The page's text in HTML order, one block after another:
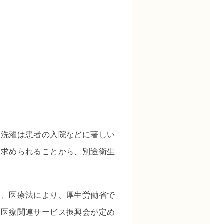
濯は患者の入院などに著しい
められることから、別途衛生
医療法により、厚生労働省で
療関連サービス振興会が定め